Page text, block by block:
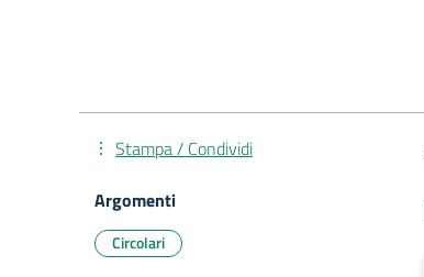
Stampa / Condividi
Argomenti
Circolari